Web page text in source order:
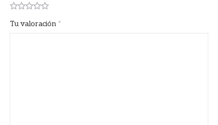
Tu valoración *